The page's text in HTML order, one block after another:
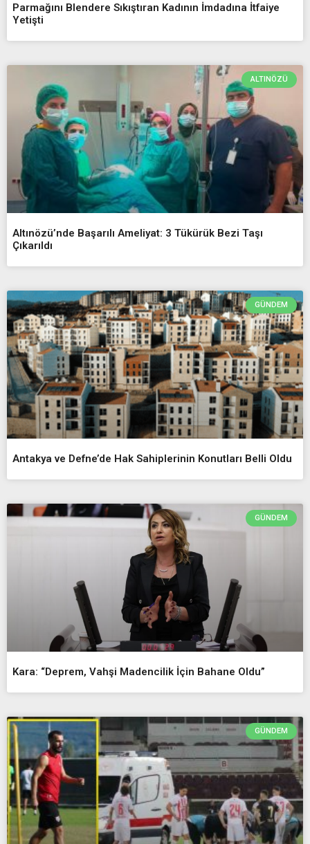
Parmağını Blendere Sıkıştıran Kadının İmdadına İtfaiye
Yetişti
ALTINÖZÜ
Altınözü’nde Başarılı Ameliyat: 3 Tükürük Bezi Taşı
Çıkarıldı
GÜNDEM
Antakya ve Defne’de Hak Sahiplerinin Konutları Belli Oldu
GÜNDEM
Kara: “Deprem, Vahşi Madencilik İçin Bahane Oldu”
GÜNDEM